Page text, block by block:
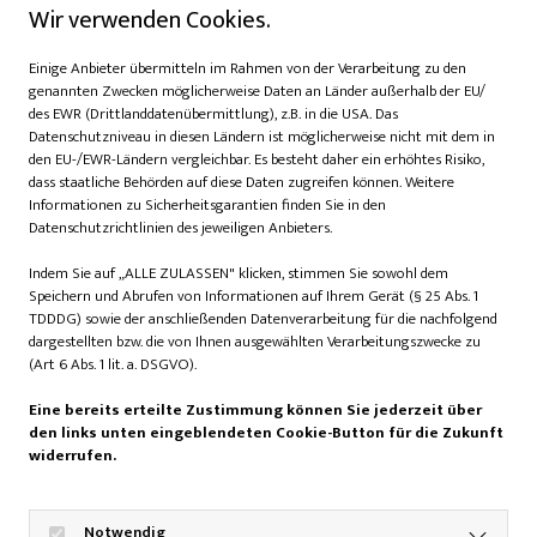
Neben dem sportlichen Erlebnis gibt es ein vielseitiges
Rahmenprogramm: Eine gemeinsame Yoga-Session, ein
Aufwärmprogramm und eine hochwertiger Goodie-Bag
für alle Teilnehmerinnen. Darin enthalten ist unter anderem
eine Eintrittskarte für die infa, die vom 11. bis 19. Oktober
2025 auf dem Messegelände Hannover stattfindet. Nach
dem Zieleinlauf lädt das fem.Village zum entspannten
Ausklang ein – mit Shopping, Mitmachaktionen und
Wohlfühlmomenten.
Gemeinsam stark: fem.RUN
unterstützt Gründerinnen
Die Teilnahme am fem.RUN kostet 25 Euro. Fünf Euro
davon fließen direkt an Gründerinnen-Start-ups, die Female
einem sozialen Anliegen: Frauen stärken, sichtbar machen
Wir verwenden Cookies.
Einige Anbieter übermitteln im Rahmen von der Verarbeitung zu den
genannten Zwecken möglicherweise Daten an Länder außerhalb der EU/
des EWR (Drittlanddatenübermittlung), z.B. in die USA. Das
Datenschutzniveau in diesen Ländern ist möglicherweise nicht mit dem in
den EU-/EWR-Ländern vergleichbar. Es besteht daher ein erhöhtes Risiko,
dass staatliche Behörden auf diese Daten zugreifen können. Weitere
Informationen zu Sicherheitsgarantien finden Sie in den
Datenschutzrichtlinien des jeweiligen Anbieters.
Indem Sie auf „ALLE ZULASSEN" klicken, stimmen Sie sowohl dem
Speichern und Abrufen von Informationen auf Ihrem Gerät (§ 25 Abs. 1
TDDDG) sowie der anschließenden Datenverarbeitung für die nachfolgend
dargestellten bzw. die von Ihnen ausgewählten Verarbeitungszwecke zu
(Art 6 Abs. 1 lit. a. DSGVO).
Eine bereits erteilte Zustimmung können Sie jederzeit über
den links unten eingeblendeten Cookie-Button für die Zukunft
widerrufen.
Notwendig